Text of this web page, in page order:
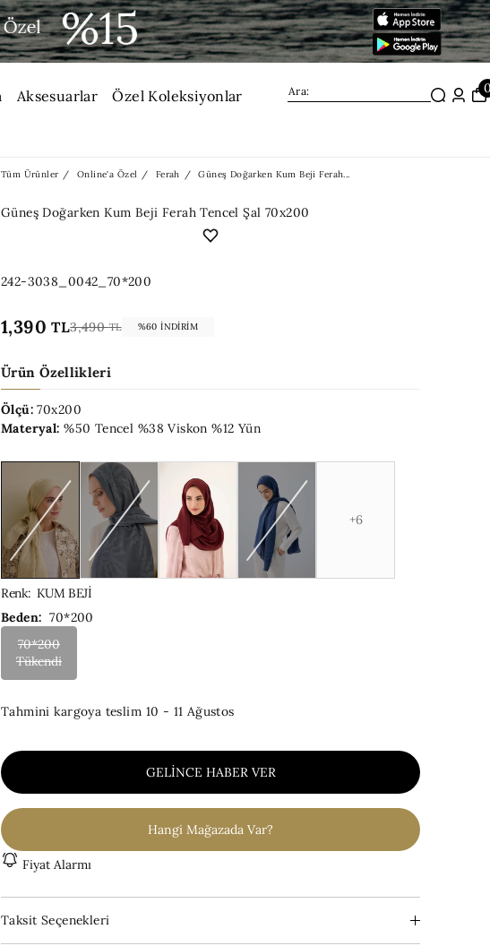
Aksesuarlar Özel Koleksiyonlar
Tüm Ürünler Online'a Özel Ferah Güneş Doğarken Kum Beji Ferah...
Güneş Doğarken Kum Beji Ferah Tencel Şal 70x200
242-3038_0042_70*200
1,390TL3,490TL %60 İNDIRIM
Ürün Özellikleri
Ölçü:70x200
Materyal:%50 Tencel %38 Viskon %12 Yün
+6
Renk:KUM BEJİ
Beden: 70*200
70*200
Tükendi
Tahmini kargoya teslim 10 - 11 Ağustos
GELINCE HABER VER
Hangi Mağazada Var?
Fiyat Alarmı
Taksit Seçenekleri